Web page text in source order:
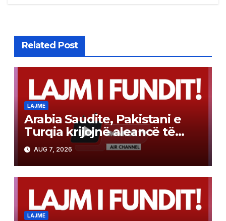
Related Post
LAJME
Arabia Saudite, Pakistani e
Turqia krijojnë aleancë të
përbashkët mbrojtjeje sipas
modelit të NATO-s
AUG 7, 2026
LAJME